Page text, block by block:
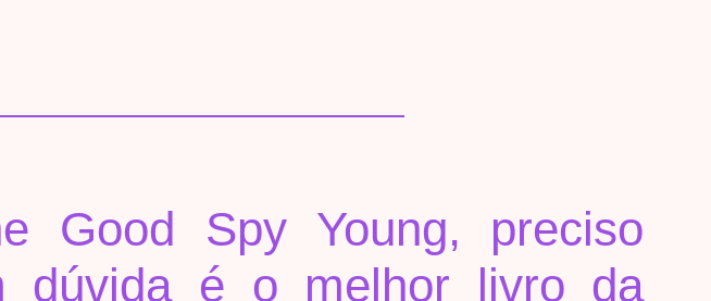
Good Spy Young, preciso
dúvida é o melhor livro da